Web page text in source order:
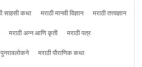
साहसी कथा मराठी मानवी विज्ञान
मराठी तत्त्वज्ञान
मराठी अन्न आणि कृती
मराठी पत्र
पुनरावलोकने
मराठी पौराणिक कथा